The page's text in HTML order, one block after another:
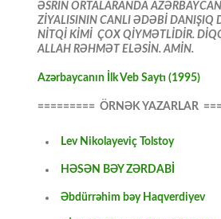
ƏSRİN ORTALARANDA AZƏRBAYCAN
ZİYALISININ CANLI ƏDƏBİ DANIŞIQ
NİTQİ KİMİ ÇOX QİYMƏTLİDİR.
ALLAH RƏHMƏT ELƏSİN. AMİN.
Azərbaycanın İlk Veb Saytı (1995)
========= ÖRNƏK YAZARLAR
Lev Nikolayeviç Tolstoy
HƏSƏN BƏY ZƏRDABİ
Əbdürrəhim bəy Haqverdiyev